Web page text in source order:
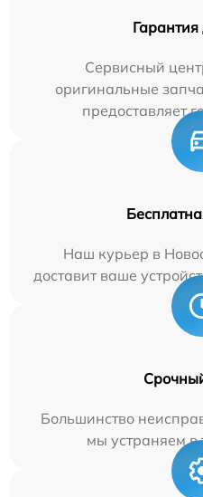
Гарантия
Сервисный
оригинальные
предоставляет
Наш курьер в
доставит ваше
Большинство
мы устраняем в